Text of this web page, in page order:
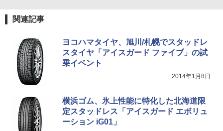
関連記事
ヨコハマタイヤ、旭川/札幌でスタッドレ
スタイヤ「アイスガード ファイブ」の試
乗イベント
2014年1月8日
横浜ゴム、氷上性能に特化した北海道限
定スタッドレス「アイスガード エボリュ
ーション iG01」